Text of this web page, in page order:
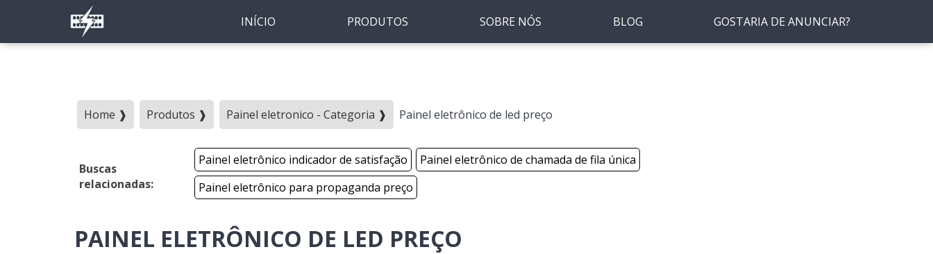
INÍCIO PRODUTOS SOBRE NÓS BLOG GOSTARIA DE ANUNCIAR?
Home ❱ Produtos ❱ Painel eletronico - Categoria ❱ Painel eletrônico de led preço
Buscas
relacionadas:
Painel eletrônico indicador de satisfação
Painel eletrônico de chamada de fila única
Painel eletrônico para propaganda preço
PAINEL ELETRÔNICO DE LED PREÇO